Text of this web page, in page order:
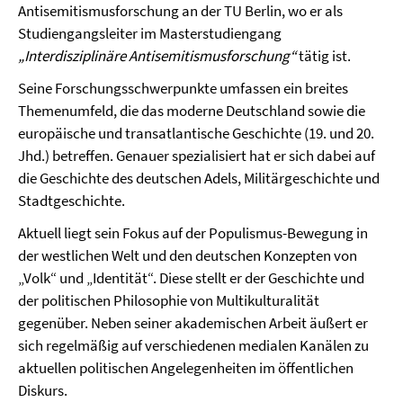
Antisemitismusforschung an der TU Berlin, wo er als
Studiengangsleiter im Masterstudiengang
„Interdisziplinäre Antisemitismusforschung“tätig ist.
Seine Forschungsschwerpunkte umfassen ein breites
Themenumfeld, die das moderne Deutschland sowie die
europäische und transatlantische Geschichte (19. und 20.
Jhd.) betreffen. Genauer spezialisiert hat er sich dabei auf
die Geschichte des deutschen Adels, Militärgeschichte und
Stadtgeschichte.
Aktuell liegt sein Fokus auf der Populismus-Bewegung in
der westlichen Welt und den deutschen Konzepten von
„Volk“ und „Identität“. Diese stellt er der Geschichte und
der politischen Philosophie von Multikulturalität
gegenüber. Neben seiner akademischen Arbeit äußert er
sich regelmäßig auf verschiedenen medialen Kanälen zu
aktuellen politischen Angelegenheiten im öffentlichen
Diskurs.